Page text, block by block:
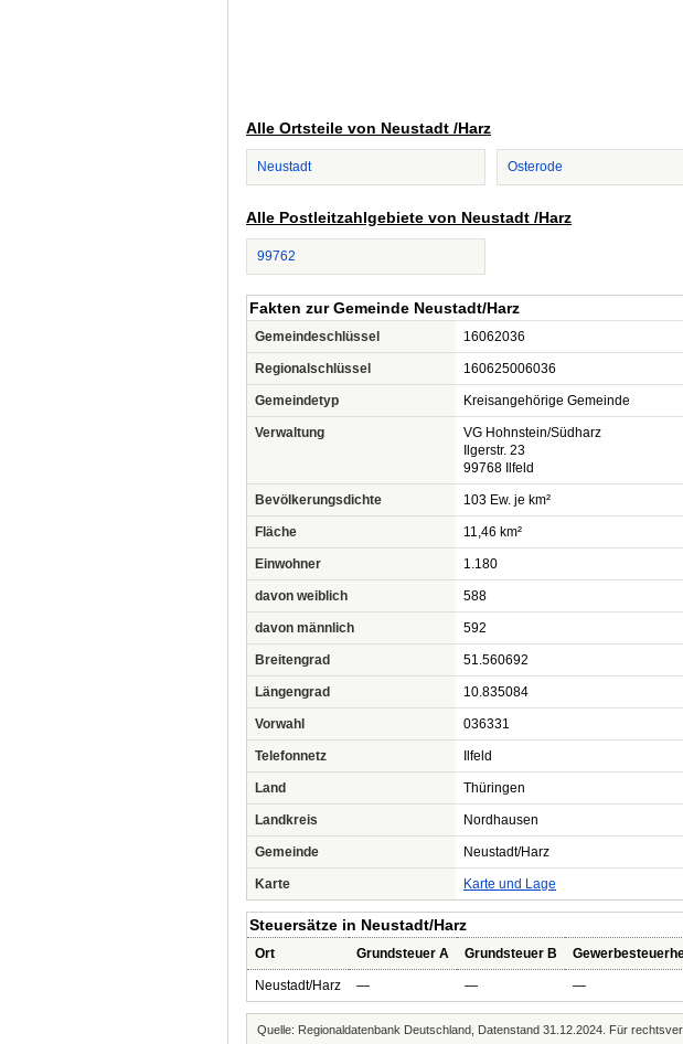
Alle Ortsteile von Neustadt /Harz
Neustadt Osterode
Alle Postleitzahlgebiete von Neustadt /Harz
99762
Fakten zur Gemeinde Neustadt/Harz
Gemeindeschlüssel 16062036
Regionalschlüssel 160625006036
Gemeindetyp Kreisangehörige Gemeinde
Verwaltung
VG Hohnstein/Südharz
Ilgerstr. 23
99768 Ilfeld
Bevölkerungsdichte 103 Ew. je km²
Fläche 11,46 km²
Einwohner 1.180
davon weiblich 588
davon männlich 592
Breitengrad 51.560692
Längengrad 10.835084
Vorwahl 036331
Telefonnetz Ilfeld
Land Thüringen
Landkreis Nordhausen
Gemeinde Neustadt/Harz
Karte Karte und Lage
Steuersätze in Neustadt/Harz
Ort Grundsteuer A Grundsteuer B
Neustadt/Harz — — —
Quelle: Regionaldatenbank Deutschland, Datenstand 31.12.2024. Für